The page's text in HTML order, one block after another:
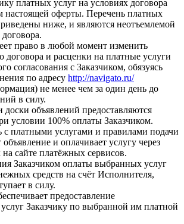
платных услуг на условиях договора
настоящей оферты. Перечень платных
ниже, и являются неотъемлемой
право в любой момент изменить
договора и расценки на платные услуги
согласования с Заказчиком, обязуясь
по адресу http://navigato.ru/
не менее чем за один день до
в силу.
доски объявлений предоставляются
условии 100% оплаты Заказчиком.
с платными услугами и правилами подачи
объявление и оплачивает услугу через
сайте платёжных сервисов.
Заказчиком оплаты выбранных услуг
средств на счёт Исполнителя,
в силу.
предоставление
Заказчику по выбранной им платной